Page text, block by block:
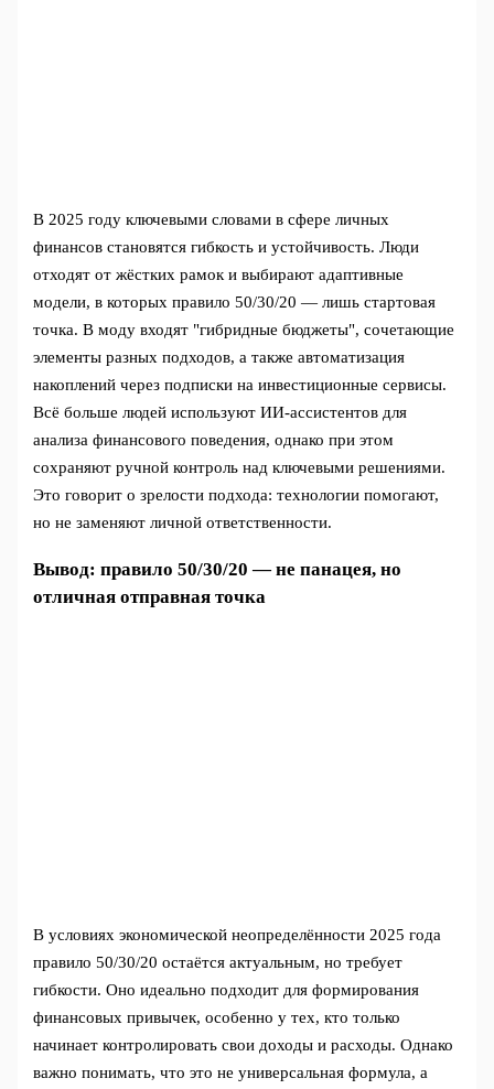
В 2025 году ключевыми словами в сфере личных
финансов становятся гибкость и устойчивость. Люди
отходят от жёстких рамок и выбирают адаптивные
модели, в которых правило 50/30/20 — лишь стартовая
точка. В моду входят "гибридные бюджеты", сочетающие
элементы разных подходов, а также автоматизация
накоплений через подписки на инвестиционные сервисы.
Всё больше людей используют ИИ-ассистентов для
анализа финансового поведения, однако при этом
сохраняют ручной контроль над ключевыми решениями.
Это говорит о зрелости подхода: технологии помогают,
но не заменяют личной ответственности.
Вывод: правило 50/30/20 — не панацея, но
отличная отправная точка
В условиях экономической неопределённости 2025 года
правило 50/30/20 остаётся актуальным, но требует
гибкости. Оно идеально подходит для формирования
финансовых привычек, особенно у тех, кто только
начинает контролировать свои доходы и расходы. Однако
важно понимать, что это не универсальная формула, а